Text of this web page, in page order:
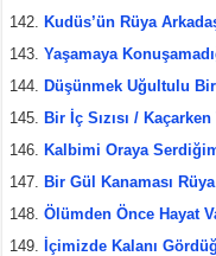
Kudüs’ün Rüya
Yaşamaya
Düşünmek Uğultulu
Bir İç Sızısı / Kaçarken
Kalbimi Oraya
Bir Gül Kanaması
Ölümden Önce Hayat
İçimizde Kalanı